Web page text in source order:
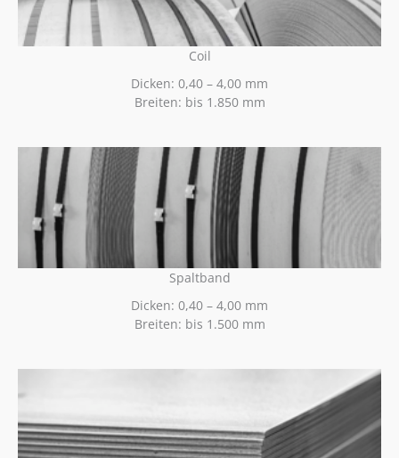
Coil
Dicken: 0,40 – 4,00 mm
Breiten: bis 1.850 mm
Spaltband
Dicken: 0,40 – 4,00 mm
Breiten: bis 1.500 mm